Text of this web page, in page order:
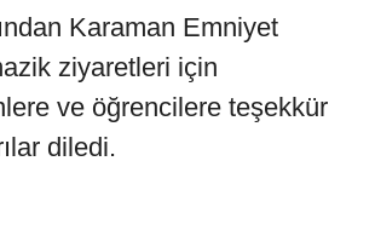
Karaman Emniyet
ziyaretleri için
ve öğrencilere teşekkür
diledi.